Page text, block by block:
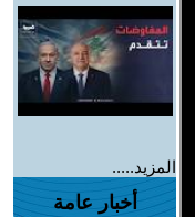
المزيد.....
أخبار عامة